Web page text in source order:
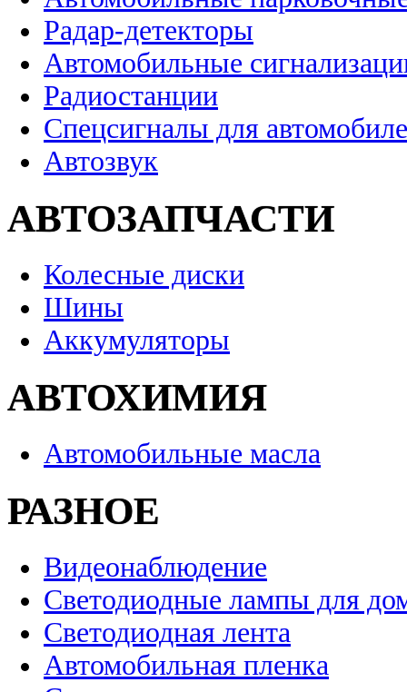
Радар-детекторы
Автомобильные
Радиостанции
Спецсигналы для
Автозвук
АВТОЗАПЧАСТИ
Колесные диски
Шины
Аккумуляторы
АВТОХИМИЯ
Автомобильные масла
РАЗНОЕ
Видеонаблюдение
Светодиодные лампы для
Светодиодная лента
Автомобильная пленка